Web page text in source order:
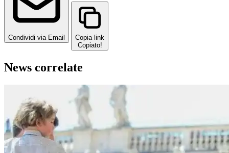
Condividi via Email
Copia link
Copiato!
News correlate